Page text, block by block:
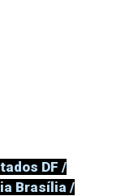
DF /
Brasília /